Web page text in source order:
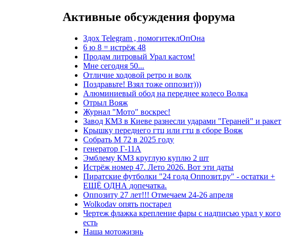
Активные обсуждения форума
Здох Telegram , помогитеклОпОна
6 ю 8 = истрёж 48
Продам литровый Урал кастом!
Мне сегодня 50...
Отличие ходовой ретро и волк
Поздравьте! Взял тоже оппозит)))
Алюминиевый обод на переднее колесо Волка
Отрыл Вояж
Журнал "Мото" воскрес!
Завод КМЗ в Киеве разнесли ударами "Гераней" и ракет
Крышку переднего гтц или гтц в сборе Вояж
Собрать М 72 в 2025 году
генератор Г-11А
Эмблему КМЗ круглую куплю 2 шт
Истрёж номер 47. Лето 2026. Вот эти даты
Пиратские футболки "24 года Оппозит.ру" - остатки +
ЕЩЁ ОДНА допечатка.
Оппозиту 27 лет!!! Отмечаем 24-26 апреля
Wolkodav опять постарел
Чертеж флажка крепление фары с надписью урал у кого
есть
Наша мотожизнь